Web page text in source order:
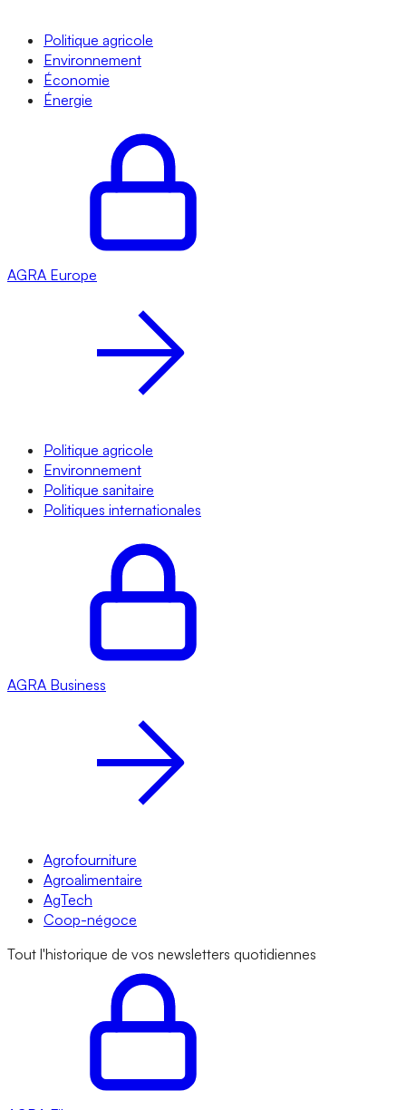
Politique agricole
Environnement
Économie
Énergie
AGRA Europe
Politique agricole
Environnement
Politique sanitaire
Politiques internationales
AGRA Business
Agrofourniture
Agroalimentaire
AgTech
Coop-négoce
Tout l'historique de vos newsletters quotidiennes